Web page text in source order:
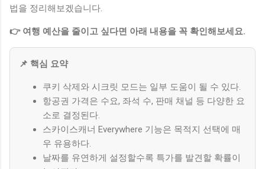
법을 정리해보겠습니다.
👉 여행 예산을 줄이고 싶다면 아래 내용을 꼭 확인해보세요.
📌 핵심 요약
쿠키 삭제와 시크릿 모드는 일부 도움이 될 수 있다.
항공권 가격은 수요, 좌석 수, 판매 채널 등 다양한 요
소로 결정된다.
스카이스캐너 Everywhere 기능은 목적지 선택에 매
우 유용하다.
날짜를 유연하게 설정할수록 특가를 발견할 확률이